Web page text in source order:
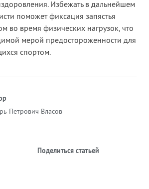
Избежать в дальнейшем
поможет фиксация запястья
во время физических нагрузок, что
мерой предостороженности для
спортом.
Петрович Власов
Поделиться статьей